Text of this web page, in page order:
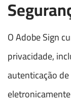
O Adobe Sign
privacidade,
autenticação